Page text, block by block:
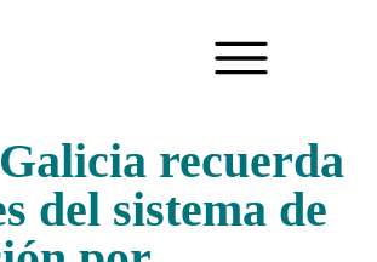
recuerda
del sistema de